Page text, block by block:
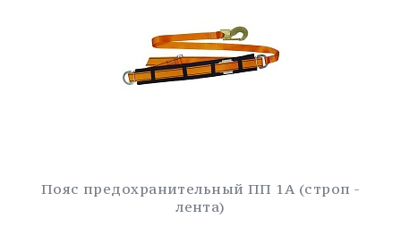
Пояс предохранительный ПП 1А (строп -
лента)